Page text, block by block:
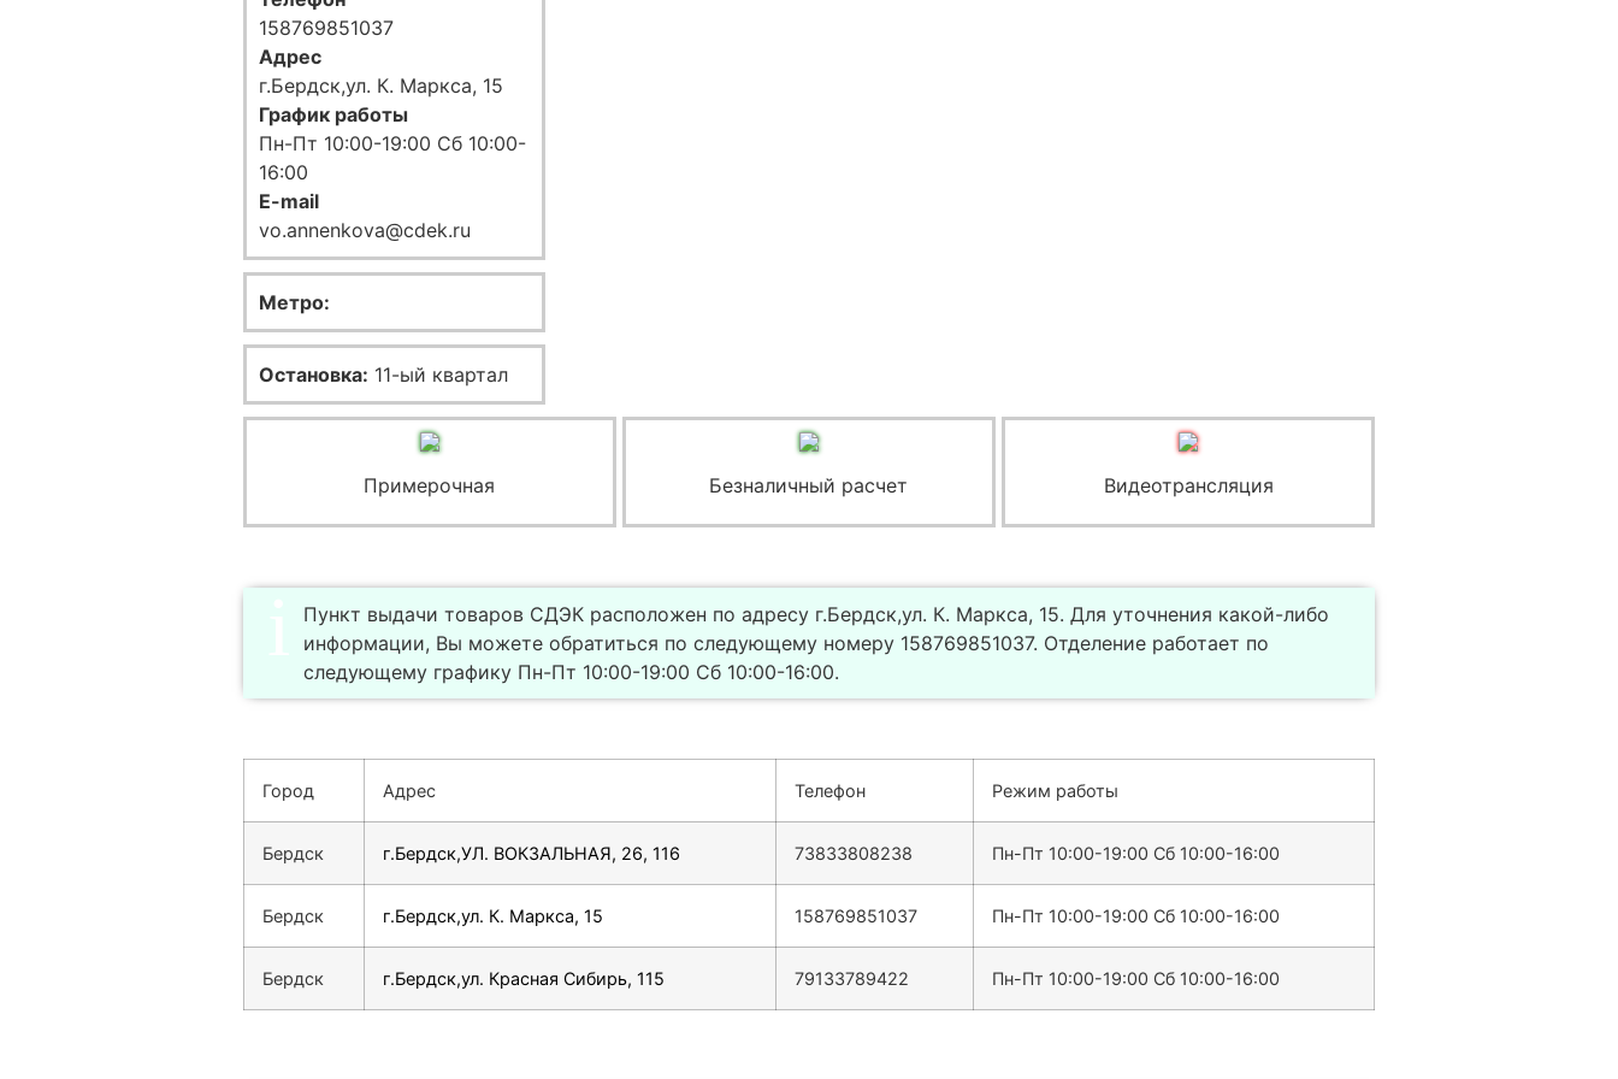
158769851037
Адрес
г.Бердск,ул. К. Маркса, 15
График работы
Пн-Пт 10:00-19:00 Сб 10:00-
16:00
E-mail
vo.annenkova@cdek.ru
Метро:
Остановка: 11-ый квартал
Примерочная Безналичный расчет Видеотрансляция
Пункт выдачи товаров СДЭК расположен по адресу г.Бердск,ул. К. Маркса, 15. Для уточнения какой-либо
информации, Вы можете обратиться по следующему номеру 158769851037. Отделение работает по
следующему графику Пн-Пт 10:00-19:00 Сб 10:00-16:00.
Город Адрес Телефон Режим работы
Бердск г.Бердск,УЛ. ВОКЗАЛЬНАЯ, 26, 116 73833808238 Пн-Пт 10:00-19:00 Сб 10:00-16:00
Бердск г.Бердск,ул. К. Маркса, 15 158769851037 Пн-Пт 10:00-19:00 Сб 10:00-16:00
Бердск г.Бердск,ул. Красная Сибирь, 115 79133789422 Пн-Пт 10:00-19:00 Сб 10:00-16:00